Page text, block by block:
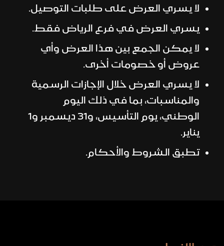
لا يسري العرض على طلبات التوصيل.
يسري العرض في فرع الرياض فقط.
لا يمكن الجمع بين هذا العرض وأي
عروض أو خصومات أخرى.
لا يسري العرض خلال الإجازات الرسمية
والمناسبات، بما في ذلك اليوم
الوطني، يوم التأسيس، و31 ديسمبر و1
يناير.
تطبق الشروط والأحكام.